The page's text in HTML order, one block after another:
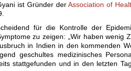
ist Gründer derAssociation of
für die Kontrolle der
zu zeigen: „Wir haben wenig
in Indien in den kommenden
geschultes medizinisches
stattgefunden und in den letzten